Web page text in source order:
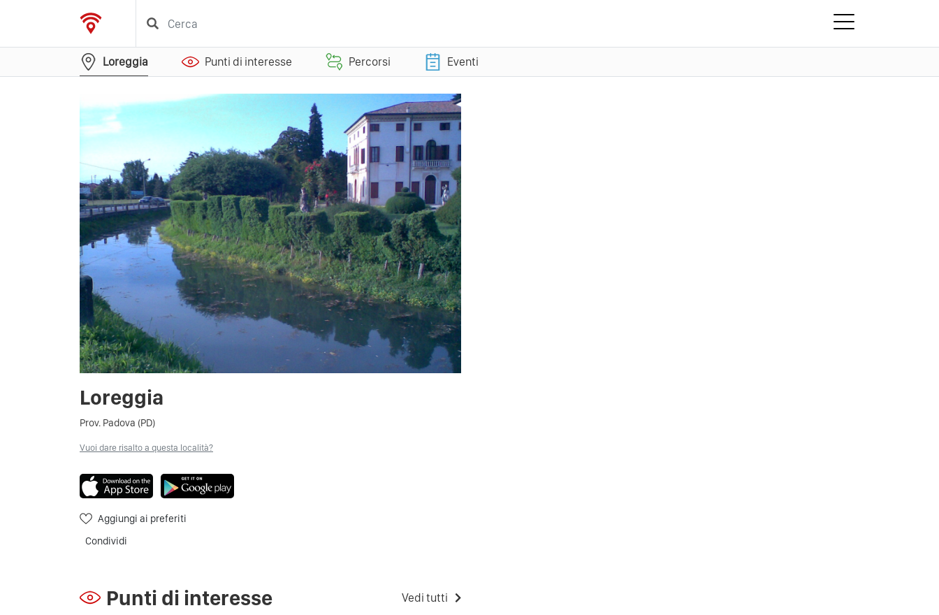
Loreggia Punti di interesse Percorsi Eventi
Loreggia
Prov. Padova (PD)
Vuoi dare risalto a questa località?
Aggiungi ai preferiti
Condividi
Punti di interesse Vedi tutti